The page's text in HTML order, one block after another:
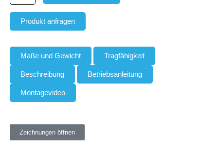
a)
galv.
verzinkt
Produkt anfragen
Maße und Gewicht Tragfähigkeit
Beschreibung Betriebsanleitung
Montagevideo
Zeichnungen öffnen